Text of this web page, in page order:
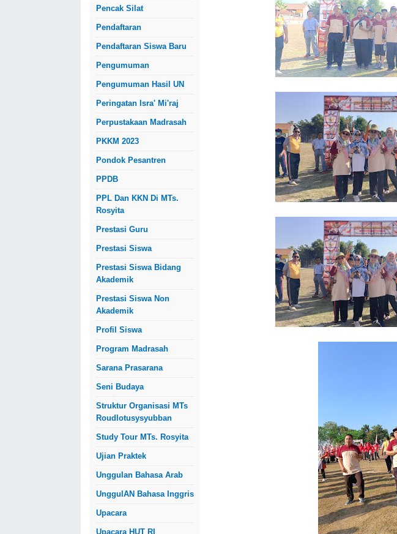
Pencak Silat
Pendaftaran
Pendaftaran Siswa Baru
Pengumuman
Pengumuman Hasil UN
Peringatan Isra' Mi'raj
Perpustakaan Madrasah
PKKM 2023
Pondok Pesantren
PPDB
PPL Dan KKN Di MTs.
Rosyita
Prestasi Guru
Prestasi Siswa
Prestasi Siswa Bidang
Akademik
Prestasi Siswa Non
Akademik
Profil Siswa
Program Madrasah
Sarana Prasarana
Seni Budaya
Struktur Organisasi MTs
Roudlotusysyubban
Study Tour MTs. Rosyita
Ujian Praktek
Unggulan Bahasa Arab
UnggulAN Bahasa Inggris
Upacara
Upacara HUT RI